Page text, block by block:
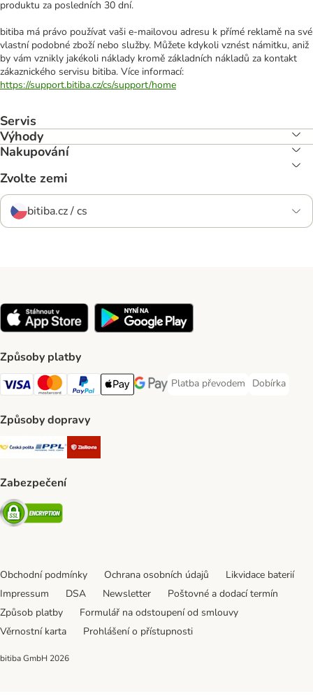
produktu za posledních 30 dní.
bitiba má právo používat vaši e-mailovou adresu k přímé reklamě na své
vlastní podobné zboží nebo služby. Můžete kdykoli vznést námitku, aniž
by vám vznikly jakékoli náklady kromě základních nákladů za kontakt
zákaznického servisu bitiba. Více informací:
https://support.bitiba.cz/cs/support/home
Servis
Výhody
Nakupování
Zvolte zemi
bitiba.cz / cs
Způsoby platby
Visa Payment Method
mastercard Payment Method
PayPal Payment Method
Apple pay Payment Method
Google Pay Payment Method
Platba převodem
Platba převodem Payment
Dobírka
Dobírka
Způsoby dopravy
Česká pošta Shipping Method
PPL Shipping Method
Zabezpečení
Security
Obchodní podmínky Ochrana osobních údajů
Likvidace baterií
Impressum
DSA Newsletter
Poštovné a dodací termín
Způsob platby
Formulář na odstoupení od smlouvy
Věrnostní karta
Prohlášení o přístupnosti
bitiba GmbH 2026